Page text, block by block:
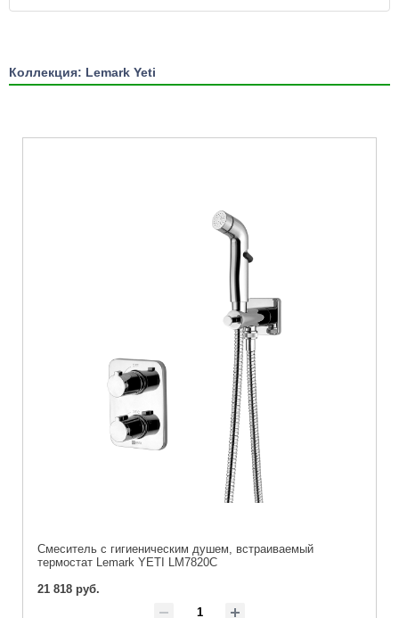
Коллекция: Lemark Yeti
Cмеситель с гигиеническим душем, встраиваемый
термостат Lemark YETI LM7820C
21 818 руб.